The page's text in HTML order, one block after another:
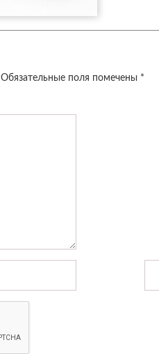
Обязательные поля помечены *